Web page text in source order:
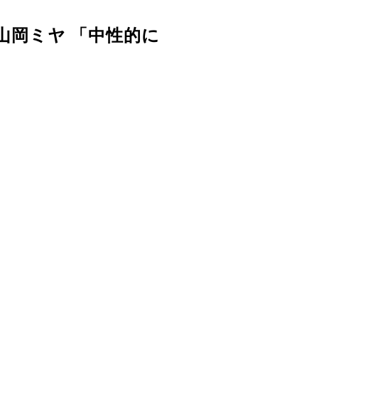
岡ミヤ 「中性的に